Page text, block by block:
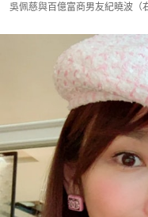
吳佩慈與百億富商男友紀曉波（